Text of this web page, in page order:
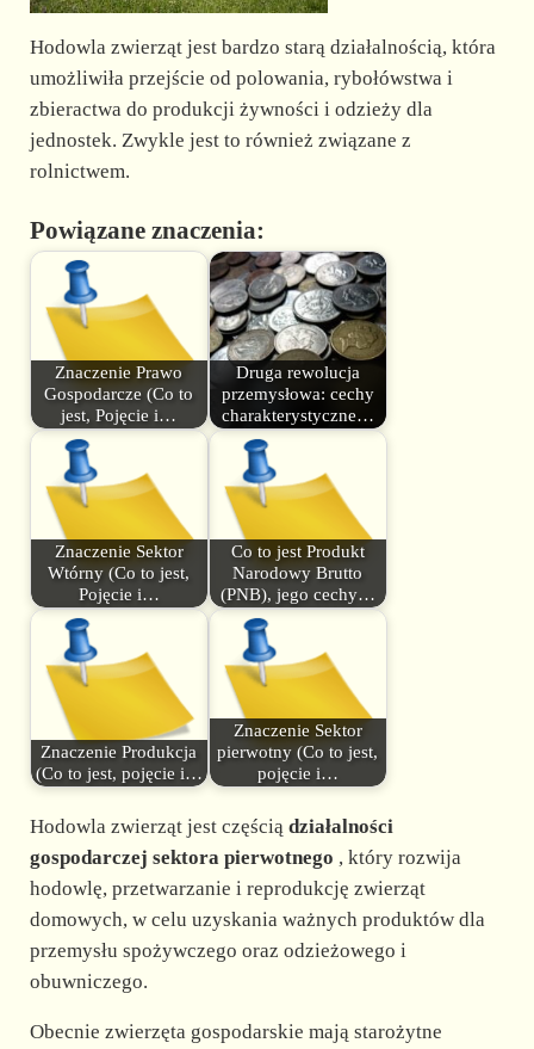
Hodowla zwierząt jest bardzo starą działalnością, która
umożliwiła przejście od polowania, rybołówstwa i
zbieractwa do produkcji żywności i odzieży dla
jednostek. Zwykle jest to również związane z
rolnictwem.
Powiązane znaczenia:
Znaczenie Prawo
Gospodarcze (Co to
jest, Pojęcie i…
Druga rewolucja
przemysłowa: cechy
charakterystyczne…
Znaczenie Sektor
Wtórny (Co to jest,
Pojęcie i…
Co to jest Produkt
Narodowy Brutto
(PNB), jego cechy…
Znaczenie Produkcja
(Co to jest, pojęcie i…
Znaczenie Sektor
pierwotny (Co to jest,
pojęcie i…
Hodowla zwierząt jest częścią działalności
gospodarczej sektora pierwotnego , który rozwija
hodowlę, przetwarzanie i reprodukcję zwierząt
domowych, w celu uzyskania ważnych produktów dla
przemysłu spożywczego oraz odzieżowego i
obuwniczego.
Obecnie zwierzęta gospodarskie mają starożytne